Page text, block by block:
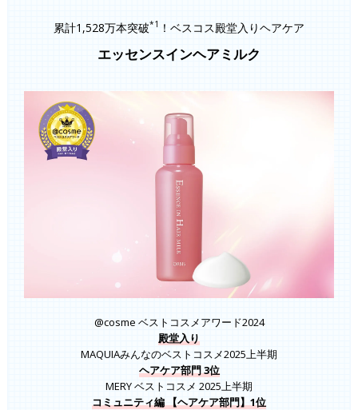
累計1,528万本突破*1 ！ベスコス殿堂入りヘアケア
エッセンスインヘアミルク
@cosme ベストコスメアワード2024
殿堂入り
MAQUIAみんなのベストコスメ2025上半期
ヘアケア部門 3位
MERY ベストコスメ 2025上半期
コミュニティ編 【ヘアケア部門】1位